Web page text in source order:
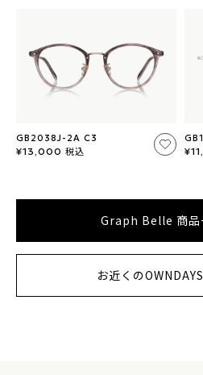
GB2038J-2A C3
¥13,000 税込
Graph Belle 商品
お近くの